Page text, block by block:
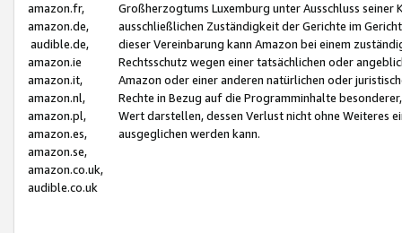
amazon.fr,
amazon.de,
audible.de,
amazon.ie
amazon.it,
amazon.nl,
amazon.pl,
amazon.es,
amazon.se,
amazon.co.uk,
audible.co.uk
Großherzogtums Luxemburg unter Ausschluss
ausschließlichen Zuständigkeit der Gerichte im
dieser Vereinbarung kann Amazon bei einem
Rechtsschutz wegen einer tatsächlichen oder
Amazon oder einer anderen natürlichen oder
Rechte in Bezug auf die Programminhalte
Wert darstellen, dessen Verlust nicht ohne Weiteres
ausgeglichen werden kann.